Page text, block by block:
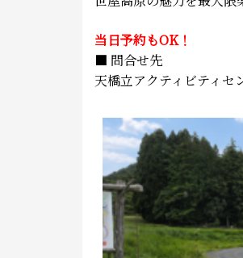
当日予約もOK！
■ 問合せ先
天橋立アクティビティセ